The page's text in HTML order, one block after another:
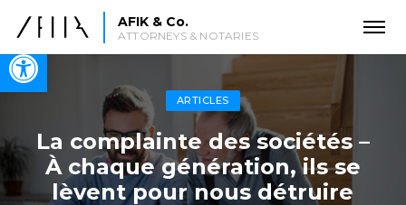
Open toolbar
AFIK & Co.
ATTORNEYS & NOTARIES
ARTICLES
La complainte des sociétés –
À chaque génération, ils se
lèvent pour nous détruire